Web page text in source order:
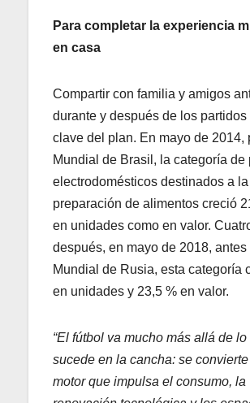
Para completar la experiencia
en casa
Compartir con familia y amigos
durante y después de los partidos
clave del plan. En mayo de 2014,
Mundial de Brasil, la categoría de
electrodomésticos destinados a la
preparación de alimentos creció
en unidades como en valor.
después, en mayo de 2018, antes
Mundial de Rusia, esta categoría
en unidades y 23,5 % en valor.
“El fútbol va mucho más allá de lo
sucede en la cancha: se
motor que impulsa el consumo, la